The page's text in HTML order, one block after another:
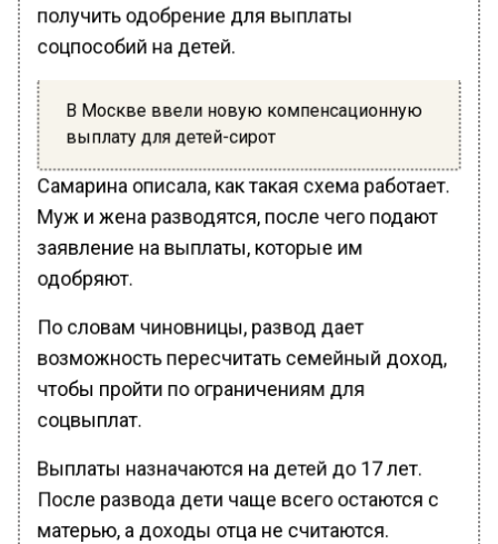
получить одобрение для выплаты
соцпособий на детей.
В Москве ввели новую компенсационную
выплату для детей-сирот
Самарина описала, как такая схема работает.
Муж и жена разводятся, после чего подают
заявление на выплаты, которые им
одобряют.
По словам чиновницы, развод дает
возможность пересчитать семейный доход,
чтобы пройти по ограничениям для
соцвыплат.
Выплаты назначаются на детей до 17 лет.
После развода дети чаще всего остаются с
матерью, а доходы отца не считаются.